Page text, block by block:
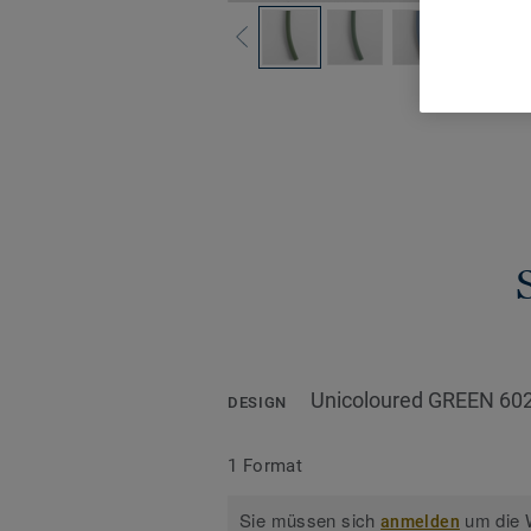
DESIGN Unicoloured GREEN
1 Format
Sie müssen sichanmelden um die